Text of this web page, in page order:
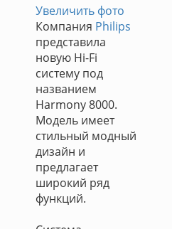
Увеличить фото
Компания Philips
представила
новую Hi-Fi
систему под
названием
Harmony 8000.
Модель имеет
стильный модный
дизайн и
предлагает
широкий ряд
функций.